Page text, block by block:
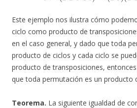
Este ejemplo nos ilustra cómo
ciclo como producto de
en el caso general, y dado que toda
producto de ciclos y cada ciclo se
producto de transposiciones,
que toda permutación es un producto
Teorema. La siguiente igualdad de